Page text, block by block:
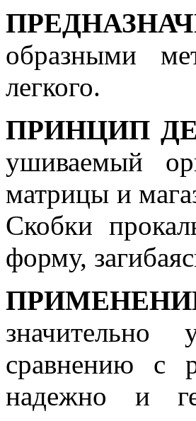
образными
легкого.
ПРИНЦИП
ушиваемый
матрицы и
Скобки
форму,
сравнению с
надежно и